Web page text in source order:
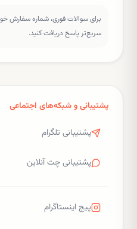
برای سوالات فوری، شماره سفارش خود
سریع‌تر پاسخ دریافت کنید.
پشتیبانی و شبکه‌های اجتماعی
پشتیبانی تلگرام
پشتیبانی چت آنلاین
پیج اینستاگرام